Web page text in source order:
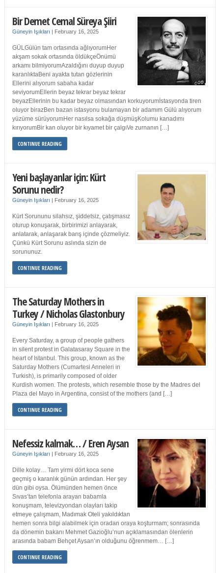
Bir Demet Cemal Süreya Şiiri
Güneyin Işıkları | February 16, 2025
GÜLGülün tam ortasında ağlıyorumHer
akşam sokak ortasında öldükçeÖnümü
arkamı bilmiyorumAzaldığını duyup duyup
karanlıktaBeni ayakta tutan gözlerinin
Ellerini alıyorum sabaha kadar
seviyorumEllerin beyaz tekrar beyaz tekrar
beyazEllerinin bu kadar beyaz olmasından korkuyorumİstasyonda tiren
oluyor birazBen bazan istasyonu bulamayan bir adamım Gülü alıyorum
yüzüme sürüyorumHer nasılsa sokağa düşmüşKolumu kanadımı
kırıyorumBir kan oluyor bir kıyamet bir çalgıVe zurnanın […]
CONTINUE READING
Yeni başlayanlar için: Kürt
Sorunu nedir?
Güneyin Işıkları | February 16, 2025
Kürt Sorununu silahsız, şiddetsiz, çatışmasız
oturup konuşarak, birbirimizi anlayarak,
anlatarak, anlaşarak barış içinde çözmeliyiz.
Çünkü Kürt Sorunu aslında sizin de
sorununuz.
CONTINUE READING
The Saturday Mothers in
Turkey / Nicholas Glastonbury
Güneyin Işıkları | February 16, 2025
Every Saturday, a group of people gathers
in silent protest in Galatasaray Square in the
heart of Istanbul. This group, known as the
Saturday Mothers (Cumartesi Anneleri in
Turkish), is primarily composed of older
Kurdish women. The protests, which resemble those by the Madres del
Plaza del Mayo in Argentina, consist of the mothers (and […]
CONTINUE READING
Nefessiz kalmak… / Eren Aysan
Güneyin Işıkları | February 16, 2025
Dille kolay… Tam yirmi dört koca sene
geçmiş o karanlık günün ardından. Her şey
dün gibi oysa. Ölümünden hemen önce
Sıvas’tan telefonla arayan babamla
konuşmam, televizyondan olayları takip
etmeye çalışmam, Madımak Oteli yakıldıktan
hemen sonra bilgi alabilmek için oradan oraya koşturmam; sonrasında
da dönemin bakanı Mehmet Gazioğlu’nun açıklamasından ölenlerin
arasında babam Behçet Aysan’ın olduğunu öğrenmem… […]
CONTINUE READING